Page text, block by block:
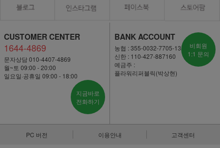
CUSTOMER CENTER
1644-4869
문자상담 010-4407-4869
월~토 09:00 - 20:00
일요일·공휴일 09:00 - 18:00
지금바로
전화하기
BANK ACCOUNT
농협 : 355-0032-7705-13
신한 : 110-427-887160
예금주 :
플라워리퍼블릭(박상현)
비회원
1:1 문의
PC 버전 이용안내 고객센터